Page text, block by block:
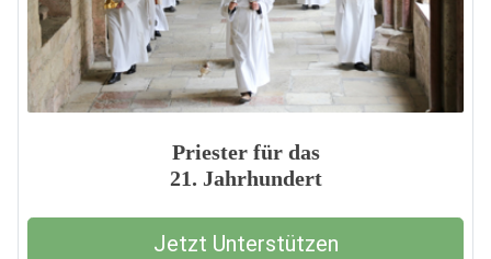
Priester für das
21. Jahrhundert
Jetzt Unterstützen